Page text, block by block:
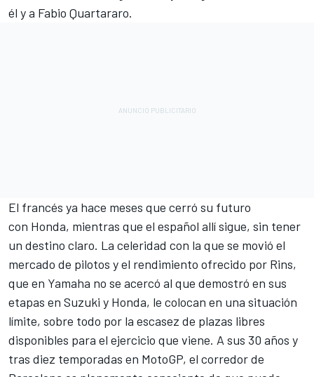
él y a Fabio Quartararo.
El francés ya hace meses que cerró su futuro
con Honda, mientras que el español allí sigue, sin tener
un destino claro. La celeridad con la que se movió el
mercado de pilotos y el rendimiento ofrecido por Rins,
que en Yamaha no se acercó al que demostró en sus
etapas en Suzuki y Honda, le colocan en una situación
límite, sobre todo por la escasez de plazas libres
disponibles para el ejercicio que viene. A sus 30 años y
tras diez temporadas en MotoGP, el corredor de